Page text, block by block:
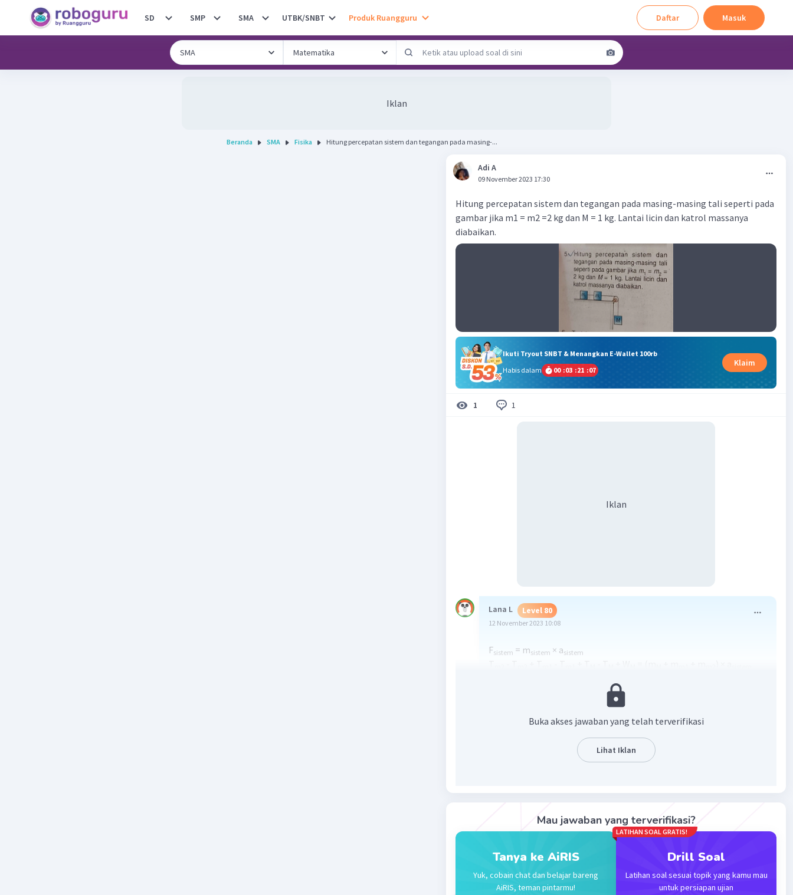
SD SMP SMA UTBK/SNBT Produk Ruangguru Daftar Masuk
Iklan
Beranda SMA Fisika Hitung percepatan sistem dan tegangan pada masing-...
Adi A
09 November 2023 17:30
Hitung percepatan sistem dan tegangan pada masing-masing tali seperti pada
gambar jika m1 = m2 =2 kg dan M = 1 kg. Lantai licin dan katrol massanya
diabaikan.
Ikuti Tryout SNBT & Menangkan E-Wallet 100rb
Habis dalam
00 :03 :21 :07
Klaim
1 1
Iklan
Lana L Level 80
12 November 2023 10:08
Fsistem = msistem × asistem
= 10 ÷ 5
Balas
Buka akses jawaban yang telah terverifikasi
Lihat Iklan
Mau jawaban yang terverifikasi?
Tanya ke AiRIS
Yuk, cobain chat dan belajar bareng
AiRIS, teman pintarmu!
LATIHAN SOAL GRATIS!
Drill Soal
Latihan soal sesuai topik yang kamu mau
untuk persiapan ujian